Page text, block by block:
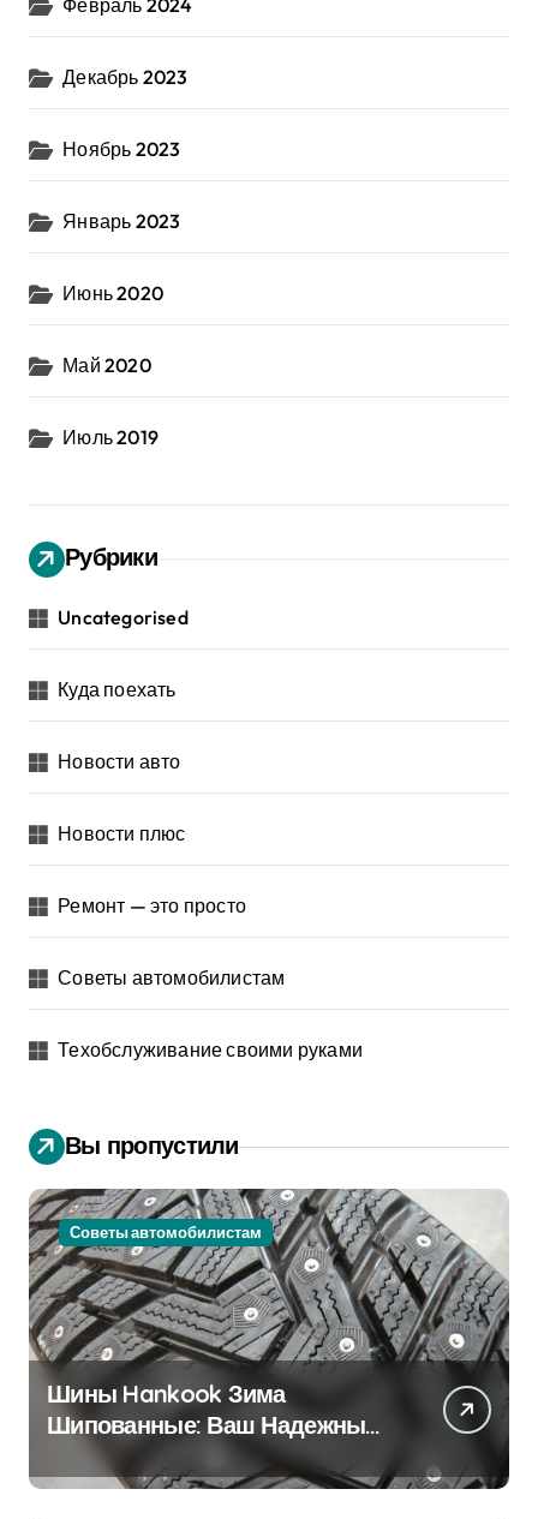
Февраль 2024
Декабрь 2023
Ноябрь 2023
Январь 2023
Июнь 2020
Май 2020
Июль 2019
Рубрики
Uncategorised
Куда поехать
Новости авто
Новости плюс
Ремонт — это просто
Советы автомобилистам
Техобслуживание своими руками
Вы пропустили
Советы автомобилистам
Шины Hankook Зима
Шипованные: Ваш Надежный
Партнёр на Снежных Дорогах